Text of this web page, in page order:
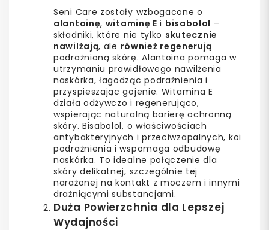
Seni Care zostały wzbogacone o
alantoinę, witaminę E i bisabolol –
składniki, które nie tylko skutecznie
nawilżają, ale również regenerują
podrażnioną skórę. Alantoina pomaga w
utrzymaniu prawidłowego nawilżenia
naskórka, łagodząc podrażnienia i
przyspieszając gojenie. Witamina E
działa odżywczo i regenerująco,
wspierając naturalną barierę ochronną
skóry. Bisabolol, o właściwościach
antybakteryjnych i przeciwzapalnych, koi
podrażnienia i wspomaga odbudowę
naskórka. To idealne połączenie dla
skóry delikatnej, szczególnie tej
narażonej na kontakt z moczem i innymi
drażniącymi substancjami.
Duża Powierzchnia dla Lepszej
Wydajności